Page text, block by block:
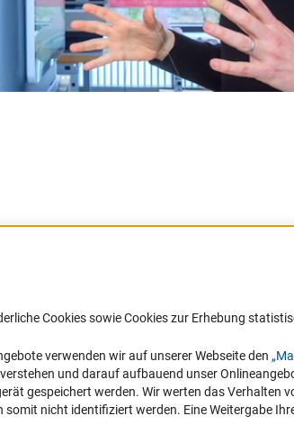
mit Behinderungen
Erklärung zur Barrierefreiheit
Barriere melden
Cookies sowie Cookies zur Erhebung
verwenden wir auf unserer Webseite den
und darauf aufbauend unser
gespeichert werden. Wir werten das
nicht identifiziert werden. Eine Weitergabe